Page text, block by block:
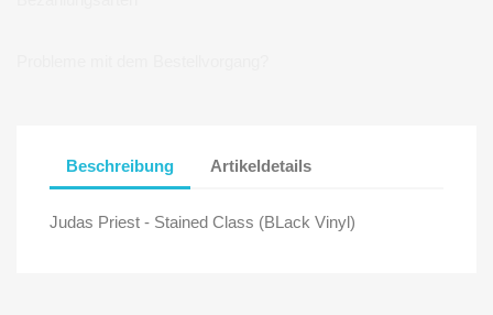
Beschreibung Artikeldetails
Judas Priest - Stained Class (BLack Vinyl)